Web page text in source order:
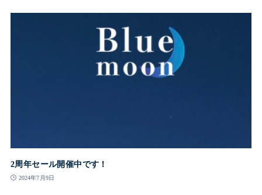
2周年セール開催中です！
2024年7月9日